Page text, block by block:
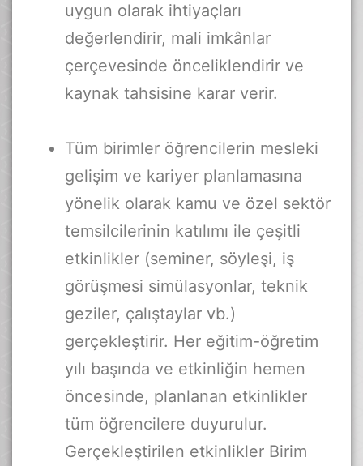
uygun olarak ihtiyaçları
değerlendirir, mali imkânlar
çerçevesinde önceliklendirir ve
kaynak tahsisine karar verir.
Tüm birimler öğrencilerin mesleki
gelişim ve kariyer planlamasına
yönelik olarak kamu ve özel sektör
temsilcilerinin katılımı ile çeşitli
etkinlikler (seminer, söyleşi, iş
görüşmesi simülasyonlar, teknik
geziler, çalıştaylar vb.)
gerçekleştirir. Her eğitim-öğretim
yılı başında ve etkinliğin hemen
öncesinde, planlanan etkinlikler
tüm öğrencilere duyurulur.
Gerçekleştirilen etkinlikler Birim